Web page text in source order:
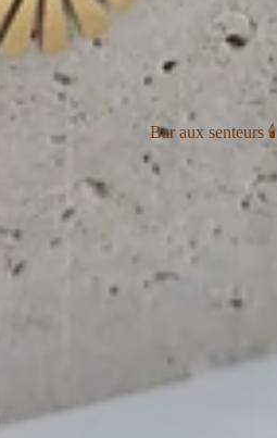
Bar aux senteurs 🕯️